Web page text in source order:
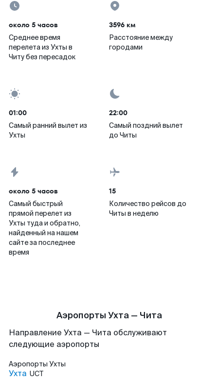
около 5 часов
Среднее время
перелета из Ухты в
Читу без пересадок
3596 км
Расстояние между
городами
01:00
Самый ранний вылет из
Ухты
22:00
Самый поздний вылет
до Читы
около 5 часов
Самый быстрый
прямой перелет из
Ухты туда и обратно,
найденный на нашем
сайте за последнее
время
15
Количество рейсов до
Читы в неделю
Аэропорты Ухта — Чита
Направление Ухта — Чита обслуживают
следующие аэропорты
Аэропорты Ухты
Ухта UCT